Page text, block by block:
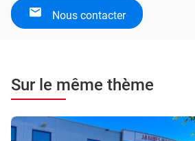
Nous contacter
Sur le même thème